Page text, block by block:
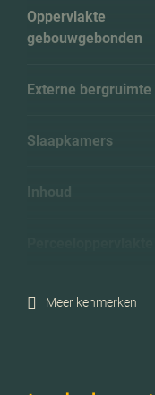
Oppervlakte
gebouwgebonden
Externe bergruimte
Slaapkamers
Inhoud
Ligging tuin
Meer kenmerken